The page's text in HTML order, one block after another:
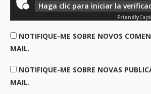
Haga clic para iniciar la
Friendly
NOTIFIQUE-ME SOBRE NOVOS
MAIL.
NOTIFIQUE-ME SOBRE NOVAS
MAIL.